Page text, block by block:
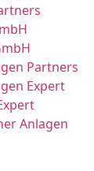
Partners
Expert
Anlagen